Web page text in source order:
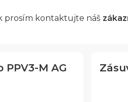
prosím kontaktujte náš
M AG